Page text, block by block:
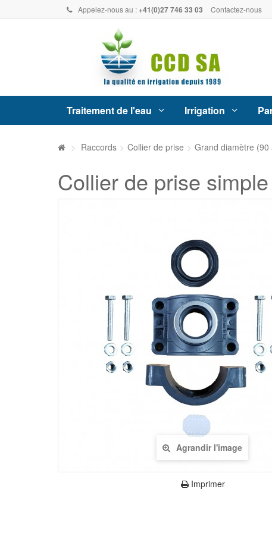
Appelez-nous au :+41(0)27 746 33 03 Contactez-nous
Traitement de l'eau Irrigation
> Raccords > Collier de prise > Grand diamètre (90
Collier de prise
Agrandir l'image
Imprimer